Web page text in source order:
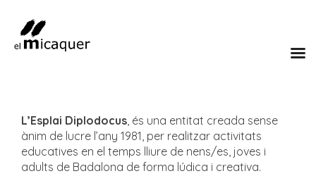
L’Esplai Diplodocus, és una entitat creada sense
ànim de lucre l’any 1981, per realitzar activitats
educatives en el temps lliure de nens/es, joves i
adults de Badalona de forma lúdica i creativa.